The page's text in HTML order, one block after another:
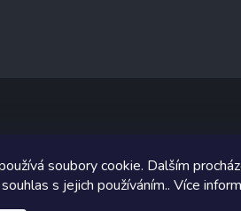
soubory cookie. Dalším
s jejich používáním.. Více
návrh vytvořil a na Shoptet